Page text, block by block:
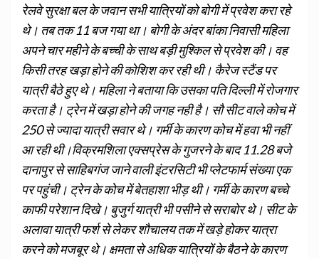
रेलवे सुरक्षा बल के जवान सभी यात्रियों को बोगी में प्रवेश करा रहे
थे। तब तक 11 बज गया था। बोगी के अंदर बांका निवासी महिला
अपने चार महीने के बच्ची के साथ बड़ी मुश्किल से प्रवेश की। वह
किसी तरह खड़ा होने की कोशिश कर रही थी। कैरेज स्टैंड पर
यात्री बैठे हुए थे। महिला ने बताया कि उसका पति दिल्ली में रोजगार
करता है। ट्रेन में खड़ा होने की जगह नही है। सौ सीट वाले कोच में
250 से ज्यादा यात्री सवार थे। गर्मी के कारण कोच में हवा भी नहीं
आ रही थी।विक्रमशिला एक्सप्रेस के गुजरने के बाद 11.28 बजे
दानापुर से साहिबगंज जाने वाली इंटरसिटी भी प्लेटफार्म संख्या एक
पर पहुंची। ट्रेन के कोच में बेतहाशा भीड़ थी। गर्मी के कारण बच्चे
काफी परेशान दिखे। बुजुर्ग यात्री भी पसीने से सराबोर थे। सीट के
अलावा यात्री फर्श से लेकर शौचालय तक में खड़े होकर यात्रा
करने को मजबूर थे। क्षमता से अधिक यात्रियों के बैठने के कारण